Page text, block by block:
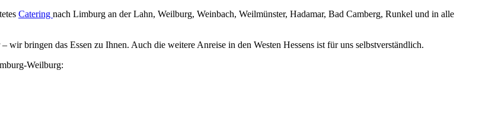
Catering nach Limburg an der Lahn, Weilburg, Weinbach, Weilmünster, Hadamar, Bad Camberg, Runkel und in alle
wir bringen das Essen zu Ihnen. Auch die weitere Anreise in den Westen Hessens ist für uns selbstverständlich.
Weilburg: